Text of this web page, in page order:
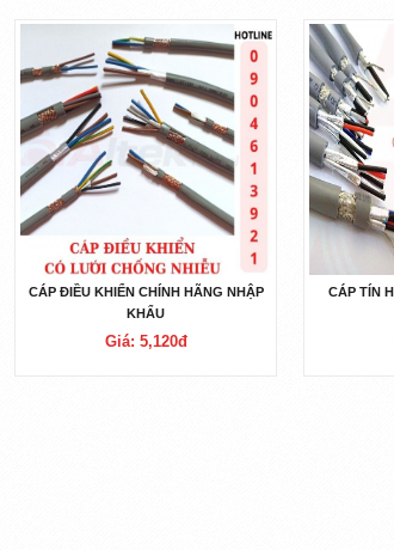
CÁP ĐIỀU KHIỂN CHÍNH HÃNG NHẬP
KHẨU
Giá: 5,120đ
CÁP TÍN